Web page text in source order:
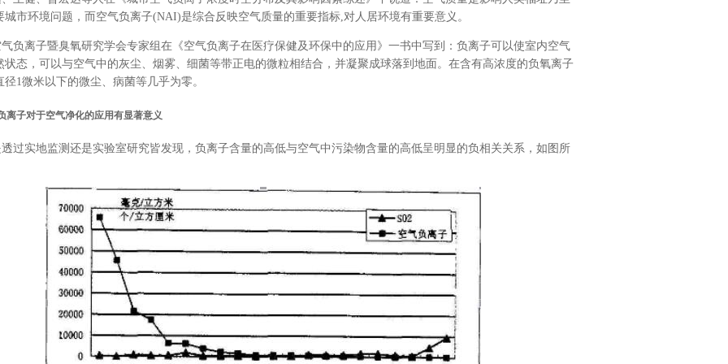
城市环境问题，而空气负离子(NAI)是综合反映空气质量的重要指标,对人居环境有重要意义。
离子暨臭氧研究学会专家组在《空气负离子在医疗保健及环保中的应用》一书中写到：负离子可以使室内空气
状态，可以与空气中的灰尘、烟雾、细菌等带正电的微粒相结合，并凝聚成球落到地面。在含有高浓度的负氧离子
1微米以下的微尘、病菌等几乎为零。
离子对于空气净化的应用有显著意义
实地监测还是实验室研究皆发现，负离子含量的高低与空气中污染物含量的高低呈明显的负相关关系，如图所